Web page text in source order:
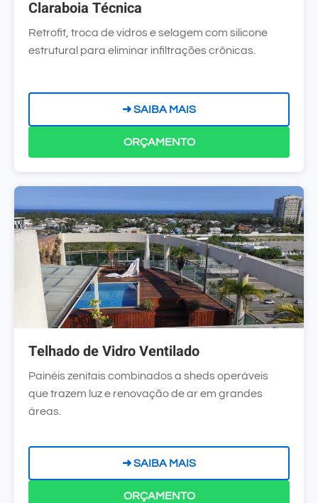
Claraboia Técnica
Retrofit, troca de vidros e selagem com silicone
estrutural para eliminar infiltrações crônicas.
➜ SAIBA MAIS
ORÇAMENTO
Telhado de Vidro Ventilado
Painéis zenitais combinados a sheds operáveis
que trazem luz e renovação de ar em grandes
áreas.
➜ SAIBA MAIS
ORÇAMENTO